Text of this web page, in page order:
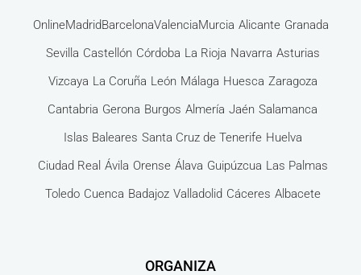
OnlineMadridBarcelonaValenciaMurcia Alicante Granada
Sevilla Castellón Córdoba La Rioja Navarra Asturias
Vizcaya La Coruña León Málaga Huesca Zaragoza
Cantabria Gerona Burgos Almería Jaén Salamanca
Islas Baleares Santa Cruz de Tenerife Huelva
Ciudad Real Ávila Orense Álava Guipúzcua Las Palmas
Toledo Cuenca Badajoz Valladolid Cáceres Albacete
ORGANIZA